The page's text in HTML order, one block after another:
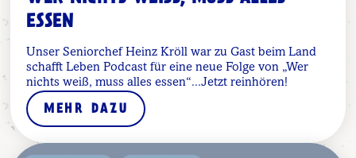
SSEN
Unser Seniorchef Heinz Kröll war zu Gast beim Land
schafft Leben Podcast für eine neue Folge von „Wer
nichts weiß, muss alles essen“...Jetzt reinhören!
MEHR DAZU